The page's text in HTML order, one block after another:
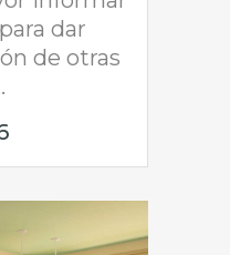
dar
de otras